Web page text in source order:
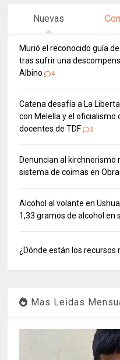
Nuevas
Murió el reconocido guía
tras sufrir una
Albino
4
Catena desafía a La
con Melella y el oficialismo
docentes de TDF
5
Denuncian al
sistema de coimas en
Alcohol al volante en
1,33 gramos de alcohol en
¿Dónde están los
Mas Leidas